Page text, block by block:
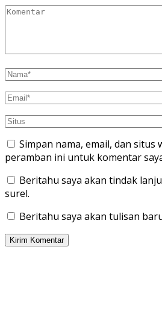
Simpan nama, email, dan situs
peramban ini untuk komentar
Beritahu saya akan tindak
surel.
Beritahu saya akan tulisan